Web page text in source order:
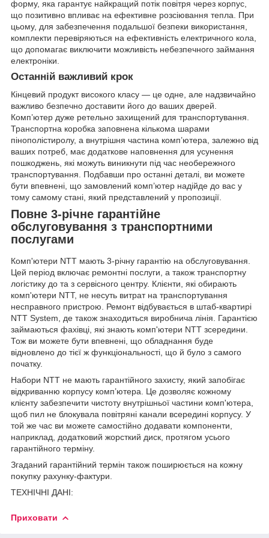
форму, яка гарантує найкращий потік повітря через корпус,
що позитивно впливає на ефективне розсіювання тепла. При
цьому, для забезпечення подальшої безпеки використання,
комплекти перевіряються на ефективність електричного кола,
що допомагає виключити можливість небезпечного займання
електроніки.
Останній важливий крок
Кінцевий продукт високого класу — це одне, але надзвичайно
важливо безпечно доставити його до ваших дверей.
Комп’ютер дуже ретельно захищений для транспортування.
Транспортна коробка заповнена кількома шарами
пінополістиролу, а внутрішня частина комп’ютера, залежно від
ваших потреб, має додаткове наповнення для усунення
пошкоджень, які можуть виникнути під час необережного
транспортування. Подбавши про останні деталі, ви можете
бути впевнені, що замовлений комп’ютер надійде до вас у
тому самому стані, який представлений у пропозиції.
Повне 3-річне гарантійне
обслуговування з транспортними
послугами
Комп'ютери NTT мають 3-річну гарантію на обслуговування.
Цей період включає ремонтні послуги, а також транспортну
логістику до та з сервісного центру. Клієнти, які обирають
комп'ютери NTT, не несуть витрат на транспортування
несправного пристрою. Ремонт відбувається в штаб-квартирі
NTT System, де також знаходиться виробнича лінія. Гарантією
займаються фахівці, які знають комп'ютери NTT зсередини.
Тож ви можете бути впевнені, що обладнання буде
відновлено до тієї ж функціональності, що й було з самого
початку.
Набори NTT не мають гарантійного захисту, який запобігає
відкриванню корпусу комп’ютера. Це дозволяє кожному
клієнту забезпечити чистоту внутрішньої частини комп'ютера,
щоб пил не блокувала повітряні канали всередині корпусу. У
той же час ви можете самостійно додавати компоненти,
наприклад, додатковий жорсткий диск, протягом усього
гарантійного терміну.
Згаданий гарантійний термін також поширюється на кожну
покупку рахунку-фактури.
ТЕХНІЧНІ ДАНІ:
Приховати